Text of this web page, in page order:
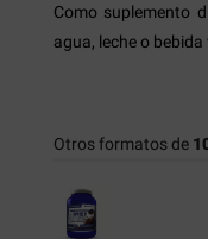
Como suplemento
agua, leche o bebida
Otros formatos de